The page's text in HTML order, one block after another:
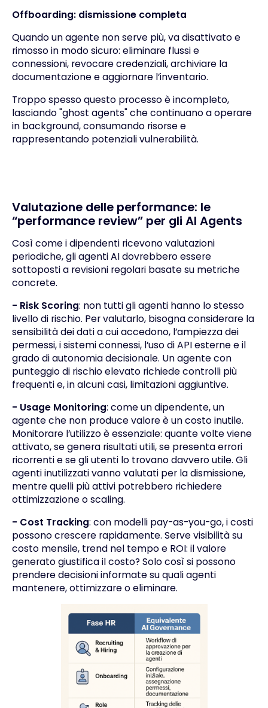
Offboarding: dismissione completa
Quando un agente non serve più, va disattivato e
rimosso in modo sicuro: eliminare flussi e
connessioni, revocare credenziali, archiviare la
documentazione e aggiornare l’inventario.
Troppo spesso questo processo è incompleto,
lasciando "ghost agents" che continuano a operare
in background, consumando risorse e
rappresentando potenziali vulnerabilità.
Valutazione delle performance: le
“performance review” per gli AI Agents
Così come i dipendenti ricevono valutazioni
periodiche, gli agenti AI dovrebbero essere
sottoposti a revisioni regolari basate su metriche
concrete.
- Risk Scoring: non tutti gli agenti hanno lo stesso
livello di rischio. Per valutarlo, bisogna considerare la
sensibilità dei dati a cui accedono, l’ampiezza dei
permessi, i sistemi connessi, l’uso di API esterne e il
grado di autonomia decisionale. Un agente con
punteggio di rischio elevato richiede controlli più
frequenti e, in alcuni casi, limitazioni aggiuntive.
- Usage Monitoring: come un dipendente, un
agente che non produce valore è un costo inutile.
Monitorare l’utilizzo è essenziale: quante volte viene
attivato, se genera risultati utili, se presenta errori
ricorrenti e se gli utenti lo trovano davvero utile. Gli
agenti inutilizzati vanno valutati per la dismissione,
mentre quelli più attivi potrebbero richiedere
ottimizzazione o scaling.
- Cost Tracking: con modelli pay-as-you-go, i costi
possono crescere rapidamente. Serve visibilità su
costo mensile, trend nel tempo e ROI: il valore
generato giustifica il costo? Solo così si possono
prendere decisioni informate su quali agenti
mantenere, ottimizzare o eliminare.